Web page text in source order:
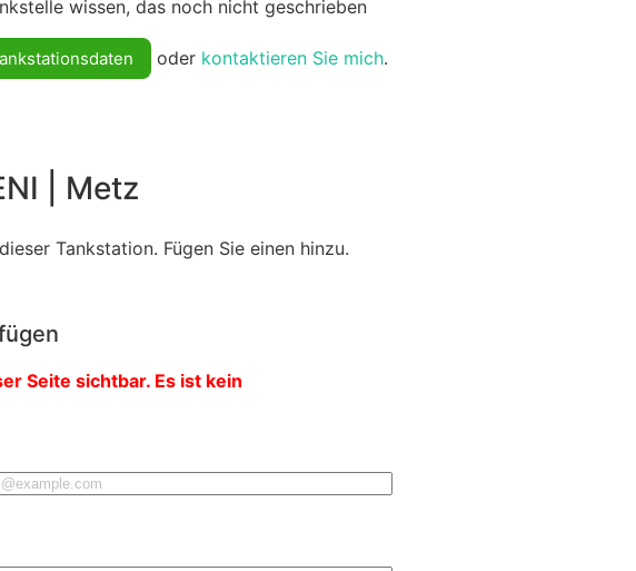
wissen, das noch nicht geschrieben
oder kontaktieren Sie mich.
| Metz
Tankstation. Fügen Sie einen hinzu.
Seite sichtbar. Es ist kein